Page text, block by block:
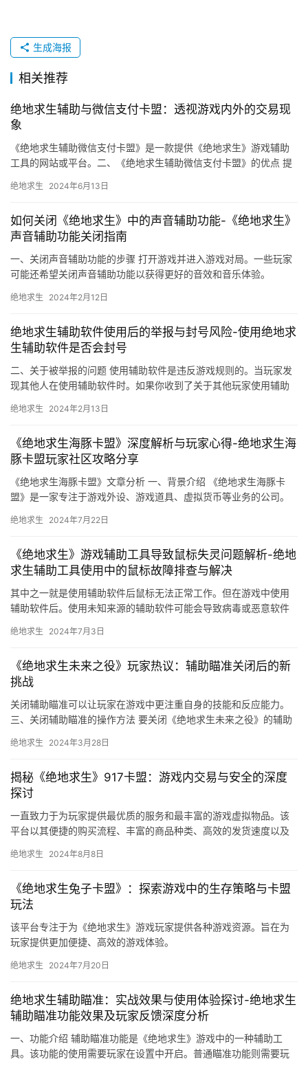
生成海报
相关推荐
绝地求生辅助与微信支付卡盟：透视游戏内外的交易现
象
《绝地求生辅助微信支付卡盟》是一款提供《绝地求生》游戏辅助
工具的网站或平台。二、《绝地求生辅助微信支付卡盟》的优点 提
绝地求生 2024年6月13日
如何关闭《绝地求生》中的声音辅助功能-《绝地求生》
声音辅助功能关闭指南
一、关闭声音辅助功能的步骤 打开游戏并进入游戏对局。一些玩家
可能还希望关闭声音辅助功能以获得更好的音效和音乐体验。
绝地求生 2024年2月12日
绝地求生辅助软件使用后的举报与封号风险-使用绝地求
生辅助软件是否会封号
二、关于被举报的问题 使用辅助软件是违反游戏规则的。当玩家发
现其他人在使用辅助软件时。如果你收到了关于其他玩家使用辅助
绝地求生 2024年2月13日
《绝地求生海豚卡盟》深度解析与玩家心得-绝地求生海
豚卡盟玩家社区攻略分享
《绝地求生海豚卡盟》文章分析 一、背景介绍 《绝地求生海豚卡
盟》是一家专注于游戏外设、游戏道具、虚拟货币等业务的公司。
绝地求生 2024年7月22日
《绝地求生》游戏辅助工具导致鼠标失灵问题解析-绝地
求生辅助工具使用中的鼠标故障排查与解决
其中之一就是使用辅助软件后鼠标无法正常工作。但在游戏中使用
辅助软件后。使用未知来源的辅助软件可能会导致病毒或恶意软件
绝地求生 2024年7月3日
《绝地求生未来之役》玩家热议：辅助瞄准关闭后的新
挑战
关闭辅助瞄准可以让玩家在游戏中更注重自身的技能和反应能力。
三、关闭辅助瞄准的操作方法 要关闭《绝地求生未来之役》的辅助
绝地求生 2024年3月28日
揭秘《绝地求生》917卡盟：游戏内交易与安全的深度
探讨
一直致力于为玩家提供最优质的服务和最丰富的游戏虚拟物品。该
平台以其便捷的购买流程、丰富的商品种类、高效的发货速度以及
绝地求生 2024年8月8日
《绝地求生兔子卡盟》：探索游戏中的生存策略与卡盟
玩法
该平台专注于为《绝地求生》游戏玩家提供各种游戏资源。旨在为
玩家提供更加便捷、高效的游戏体验。
绝地求生 2024年7月20日
绝地求生辅助瞄准：实战效果与使用体验探讨-绝地求生
辅助瞄准功能效果及玩家反馈深度分析
一、功能介绍 辅助瞄准功能是《绝地求生》游戏中的一种辅助工
具。该功能的使用需要玩家在设置中开启。普通瞄准功能则需要玩